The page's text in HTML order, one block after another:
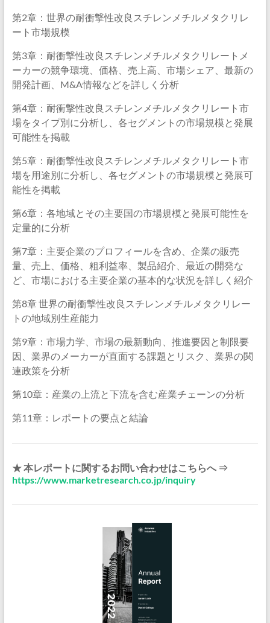
第2章：世界の耐衝撃性改良スチレンメチルメタクリレ
ート市場規模
第3章：耐衝撃性改良スチレンメチルメタクリレートメ
ーカーの競争環境、価格、売上高、市場シェア、最新の
開発計画、M&A情報などを詳しく分析
第4章：耐衝撃性改良スチレンメチルメタクリレート市
場をタイプ別に分析し、各セグメントの市場規模と発展
可能性を掲載
第5章：耐衝撃性改良スチレンメチルメタクリレート市
場を用途別に分析し、各セグメントの市場規模と発展可
能性を掲載
第6章：各地域とその主要国の市場規模と発展可能性を
定量的に分析
第7章：主要企業のプロフィールを含め、企業の販売
量、売上、価格、粗利益率、製品紹介、最近の開発な
ど、市場における主要企業の基本的な状況を詳しく紹介
第8章 世界の耐衝撃性改良スチレンメチルメタクリレー
トの地域別生産能力
第9章：市場力学、市場の最新動向、推進要因と制限要
因、業界のメーカーが直面する課題とリスク、業界の関
連政策を分析
第10章：産業の上流と下流を含む産業チェーンの分析
第11章：レポートの要点と結論
★ 本レポートに関するお問い合わせはこちらへ ⇒
https://www.marketresearch.co.jp/inquiry